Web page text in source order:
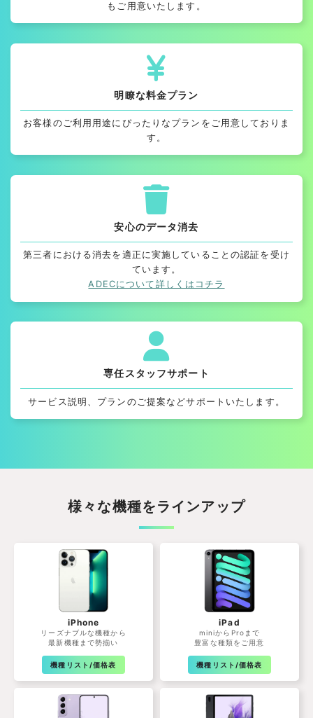
もご用意いたします。
明瞭な料金プラン
お客様のご利用用途にぴったりなプランをご用意しておりま
す。
安心のデータ消去
第三者における消去を適正に実施していることの認証を受け
ています。
ADECについて詳しくはコチラ
専任スタッフサポート
サービス説明、プランのご提案などサポートいたします。
様々な機種をラインアップ
iPhone
リーズナブルな機種から
最新機種まで勢揃い
機種リスト/価格表
iPad
miniからProまで
豊富な種類をご用意
機種リスト/価格表